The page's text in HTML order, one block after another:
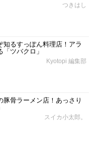
つきはし
知るすっぽん料理店！アラ
ツバクロ」
Kyotopi 編集部
豚骨ラーメン店！あっさり
スイカ小太郎。